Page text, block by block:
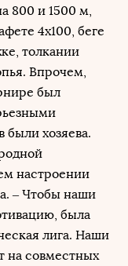
800 и 1500 м,
4х100, беге
толкании
Впрочем,
был
были хозяева.
настроении
– Чтобы наши
была
лига. Наши
на совместных